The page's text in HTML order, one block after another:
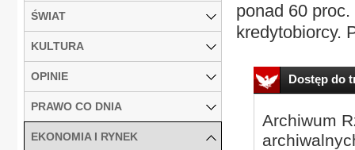
ponad 60 proc.
kredytobiorcy.
Dostęp do
Archiwum
ŚWIAT
KULTURA
OPINIE
PRAWO CO DNIA
EKONOMIA I RYNEK